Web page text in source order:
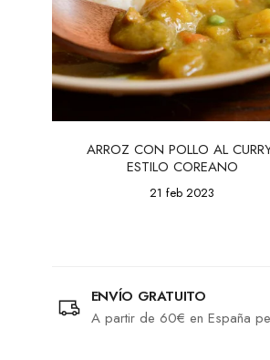
ARROZ CON POLLO AL
ESTILO COREANO
21 feb 2023
ENVÍO GRATUITO
A partir de 60€ en España